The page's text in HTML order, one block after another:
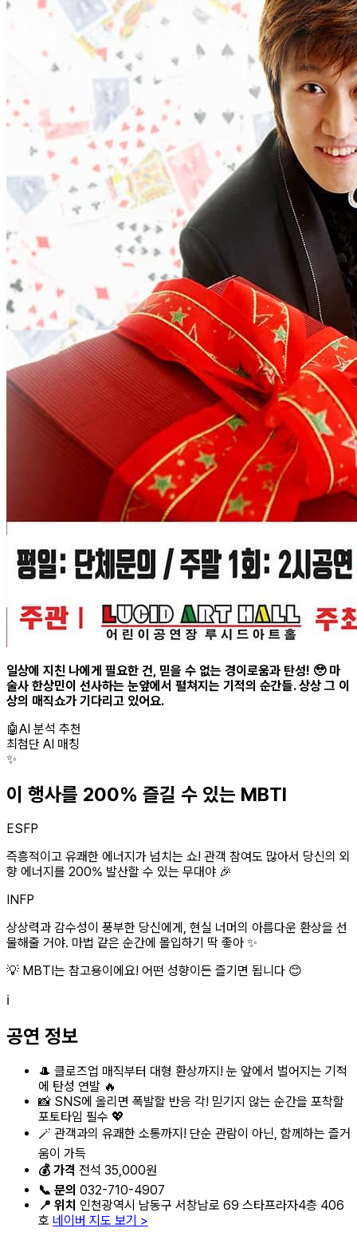
일상에 지친 나에게 필요한 건, 믿을 수 없는 경이로움과 탄성! 🥹 마
술사 한상민이 선사하는 눈앞에서 펼쳐지는 기적의 순간들. 상상 그 이
상의 매직쇼가 기다리고 있어요.
🤖AI 분석 추천
최첨단 AI 매칭
✨
이 행사를 200% 즐길 수 있는 MBTI
ESFP
즉흥적이고 유쾌한 에너지가 넘치는 쇼! 관객 참여도 많아서 당신의 외
향 에너지를 200% 발산할 수 있는 무대야 🎉
INFP
상상력과 감수성이 풍부한 당신에게, 현실 너머의 아름다운 환상을 선
물해줄 거야. 마법 같은 순간에 몰입하기 딱 좋아 ✨
💡 MBTI는 참고용이에요! 어떤 성향이든 즐기면 됩니다 😊
ℹ️
공연 정보
🎩 클로즈업 매직부터 대형 환상까지! 눈 앞에서 벌어지는 기적
에 탄성 연발 🔥
📸 SNS에 올리면 폭발할 반응 각! 믿기지 않는 순간을 포착할
포토타임 필수 💖
🪄 관객과의 유쾌한 소통까지! 단순 관람이 아닌, 함께하는 즐거
움이 가득
💰 가격 전석 35,000원
📞 문의 032-710-4907
📍 위치 인천광역시 남동구 서창남로 69 스타프라자4층 406
호 네이버 지도 보기 >